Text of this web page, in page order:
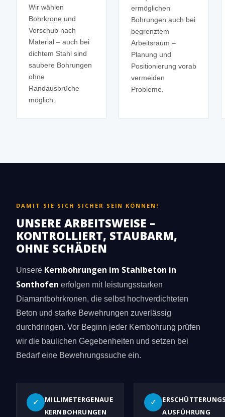
Wir wählen
Bohrkrone und
Vorschub nach
Material – auch bei
dichtem Stahl sind
saubere Bohrungen
ohne
Randausbrüche
möglich.
ermöglichen
Bohrungen auch bei
begrenztem
Arbeitsraum –
Planung und
Positionierung vorab
vermeiden
Probleme.
DAMIT SIE SICH SICHER SEIN KÖNNEN!
UNSERE ARBEITSWEISE –
KONTROLLIERT, STAUBARM,
OHNE SCHÄDEN
Unsere Kernbohrungen im Stahlbeton in
Sonthofen erfolgen mit leistungsstarken
Diamantbohrkronen, die selbst hochverdichteten
Beton und starke Bewehrungen zuverlässig
durchdringen. Vor Beginn jeder Kernbohrung prüfen
wir die baulichen Gegebenheiten und setzen bei
Bedarf eine Bewehrungssuche ein.
✓
MILLIMETERGENAUE
KERNBOHRUNGEN
✓
AUSFÜHRUNG